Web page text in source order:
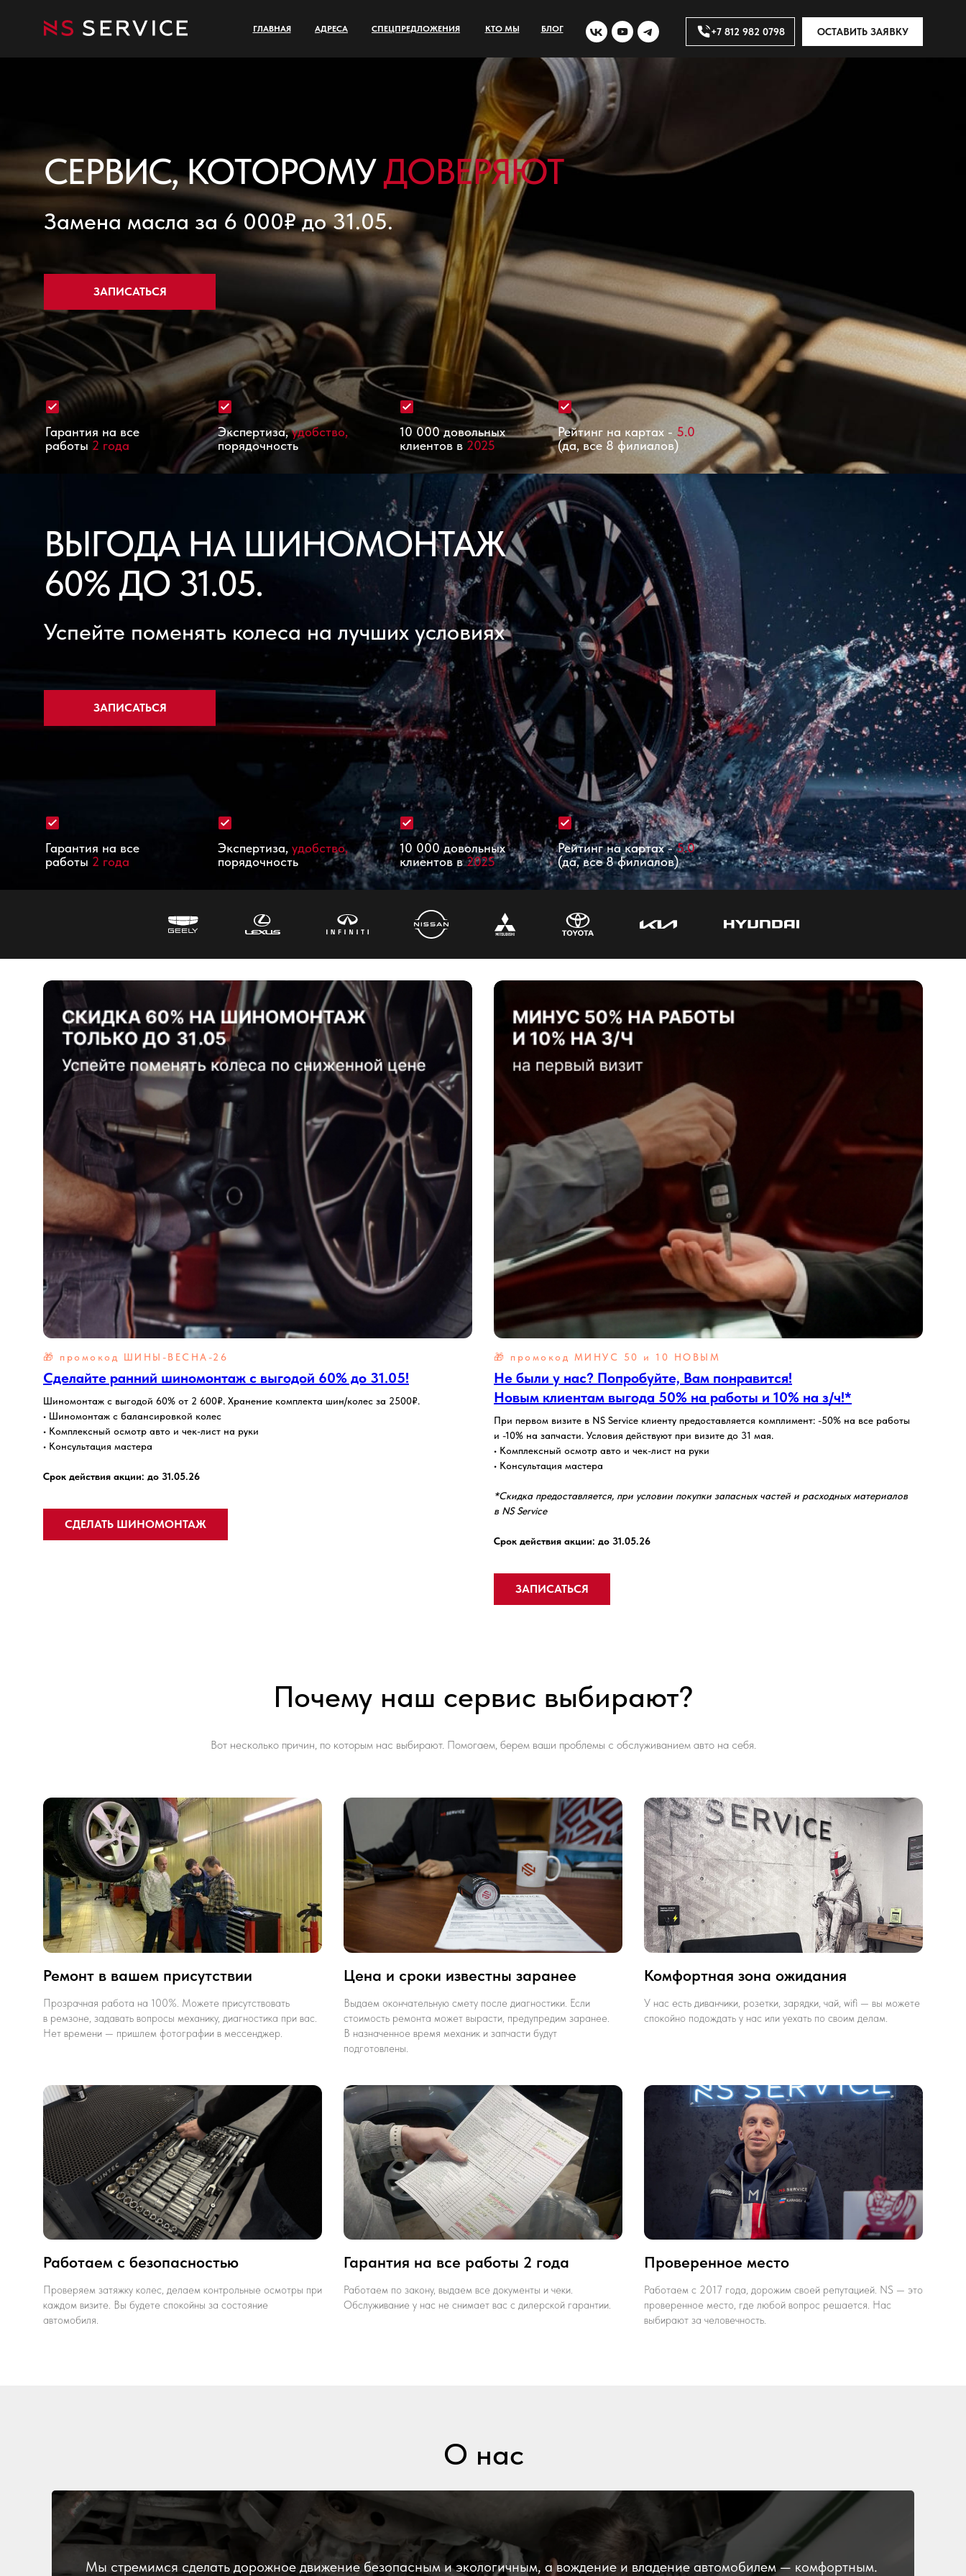
БЛОГ
КТО МЫ
СПЕЦПРЕДЛОЖЕНИЯ
АДРЕСА
ГЛАВНАЯ +7 812 982 0798 ОСТАВИТЬ ЗАЯВКУ
Замена масла за 6 000₽ до 31.05.
ЗАПИСАТЬСЯ
СЕРВИС, КОТОРОМУДОВЕРЯЮТ
Рейтинг на картах - 5.0
(да, все 8 филиалов)
10 000 довольных
клиентов в 2025
Экспертиза,удобство,
порядочность
Гарантия на все
работы 2 года
Успейте поменять колеса на лучших условиях
ЗАПИСАТЬСЯ
ВЫГОДА НА ШИНОМОНТАЖ
60% ДО 31.05.
Рейтинг на картах -5.0
(да, все 8 филиалов)
10 000 довольных
клиентов в2025
Экспертиза, удобство,
порядочность
Гарантия на все
работы 2 года
🎁 промокод ШИНЫ-ВЕСНА-26
Сделайте ранний шиномонтаж с выгодой 60% до 31.05!
Шиномонтаж с выгодой 60% от 2 600₽. Хранение комплекта шин/колес за 2500₽.
• Шиномонтаж с балансировкой колес
• Комплексный осмотр авто и чек-лист на руки
• Консультация мастера
Срок действия акции: до 31.05.26
СДЕЛАТЬ ШИНОМОНТАЖ
🎁 промокод МИНУС 50 и 10 НОВЫМ
Не были у нас? Попробуйте, Вам понравится!
Новым клиентам выгода 50% на работы и 10% на з/ч!*
При первом визите в NS Service клиенту предоставляется комплимент: -50% на все работы
и -10% на запчасти. Условия действуют при визите до 31 мая.
• Комплексный осмотр авто и чек-лист на руки
• Консультация мастера
*Скидка предоставляется, при условии покупки запасных частей и расходных материалов
в NS Service
Срок действия акции: до 31.05.26
ЗАПИСАТЬСЯ
Почему наш сервис выбирают?
Вот несколько причин, по которым нас выбирают. Помогаем, берем ваши проблемы с обслуживанием авто на себя.
Ремонт в вашем присутствии
Прозрачная работа на 100%. Можете присутствовать
в ремзоне, задавать вопросы механику, диагностика при вас.
Нет времени — пришлем фотографии в мессенджер.
Цена и сроки известны заранее
Выдаем окончательную смету после диагностики. Если
стоимость ремонта может вырасти, предупредим заранее.
В назначенное время механик и запчасти будут
подготовлены.
Комфортная зона ожидания
У нас есть диванчики, розетки, зарядки, чай, wifi — вы можете
спокойно подождать у нас или уехать по своим делам.
Работаем с безопасностью
Проверяем затяжку колес, делаем контрольные осмотры при
каждом визите. Вы будете спокойны за состояние
автомобиля.
Гарантия на все работы 2 года
Работаем по закону, выдаем все документы и чеки.
Обслуживание у нас не снимает вас с дилерской гарантии.
Проверенное место
Работаем с 2017 года, дорожим своей репутацией. NS — это
проверенное место, где любой вопрос решается. Нас
выбирают за человечность.
О нас
Мы стремимся сделать дорожное движение безопасным и экологичным, а вождение и владение автомобилем — комфортным.